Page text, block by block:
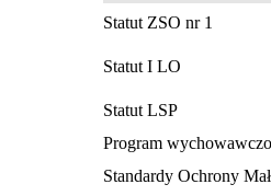
Statut ZSO nr 1
Statut I LO
Statut LSP
Program
Standardy Ochrony